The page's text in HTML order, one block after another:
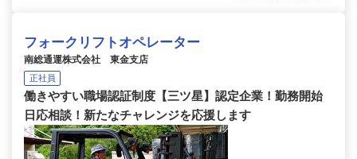
フォークリフトオペレーター
南総通運株式会社 東金支店
正社員
働きやすい職場認証制度【三ツ星】認定企業！勤務開始
日応相談！新たなチャレンジを応援します